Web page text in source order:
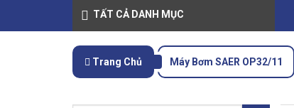
TẤT CẢ DANH MỤC
Trang Chủ Máy Bơm SAER OP32/11